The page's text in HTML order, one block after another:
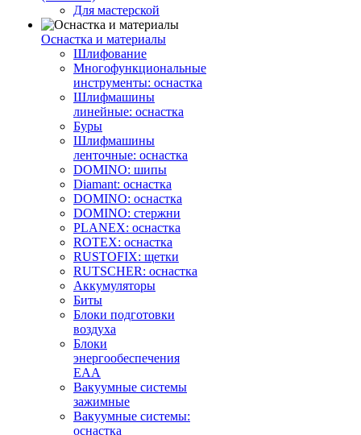
Для мастерской
Оснастка и материалы
Шлифование
Многофункциональные
инструменты: оснастка
Шлифмашины
линейные: оснастка
Буры
Шлифмашины
ленточные: оснастка
DOMINO: шипы
Diamant: оснастка
DOMINO: оснастка
DOMINO: стержни
PLANEX: оснастка
ROTEX: оснастка
RUSTOFIX: щетки
RUTSCHER: оснастка
Аккумуляторы
Биты
Блоки подготовки
воздуха
Блоки
энергообеспечения
EAA
Вакуумные системы
зажимные
Вакуумные системы:
оснастка